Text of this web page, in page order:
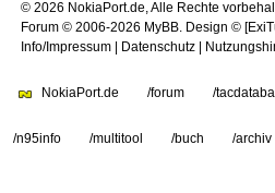
© 2026 NokiaPort.de, Alle Rechte
Forum © 2006-2026 MyBB
Design ©
Info/Impressum
Datenschutz
NokiaPort.de /forum /
/n95info /multitool /buch /archiv